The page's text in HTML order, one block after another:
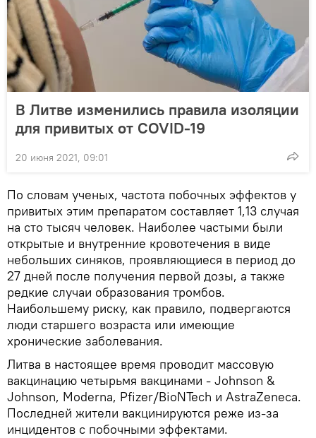
В Литве изменились правила изоляции
для привитых от COVID-19
20 июня 2021, 09:01
По словам ученых, частота побочных эффектов у
привитых этим препаратом составляет 1,13 случая
на сто тысяч человек. Наиболее частыми были
открытые и внутренние кровотечения в виде
небольших синяков, проявляющиеся в период до
27 дней после получения первой дозы, а также
редкие случаи образования тромбов.
Наибольшему риску, как правило, подвергаются
люди старшего возраста или имеющие
хронические заболевания.
Литва в настоящее время проводит массовую
вакцинацию четырьмя вакцинами - Johnson &
Johnson, Moderna, Pfizer/BioNTech и AstraZeneca.
Последней жители вакцинируются реже из-за
инцидентов с побочными эффектами.